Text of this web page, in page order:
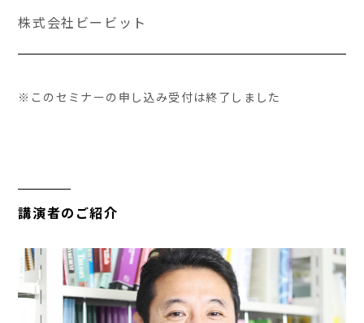
株式会社ビービット
※このセミナーの申し込み受付は終了しました
講演者のご紹介